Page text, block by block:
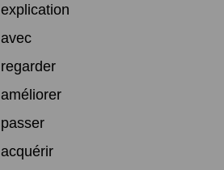
explication
avec
regarder
améliorer
passer
acquérir